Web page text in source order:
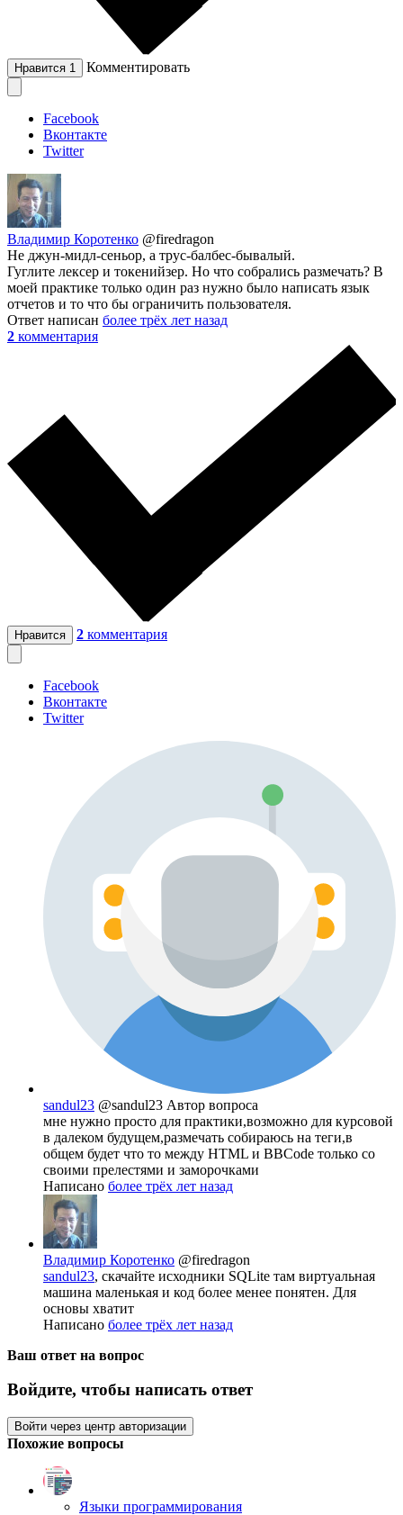
Нравится 1 Комментировать
Facebook
Вконтакте
Twitter
Владимир Коротенко @firedragon
Не джун-мидл-сеньор, а трус-балбес-бывалый.
Гуглите лексер и токенийзер. Но что собрались размечать? В
моей практике только один раз нужно было написать язык
отчетов и то что бы ограничить пользователя.
Ответ написан более трёх лет назад
2 комментария
Нравится 2 комментария
Facebook
Вконтакте
Twitter
sandul23 @sandul23 Автор вопроса
мне нужно просто для практики,возможно для курсовой
в далеком будущем,размечать собираюсь на теги,в
общем будет что то между HTML и BBCode только со
своими прелестями и заморочками
Написано более трёх лет назад
Владимир Коротенко @firedragon
sandul23, скачайте исходники SQLite там виртуальная
машина маленькая и код более менее понятен. Для
основы хватит
Написано более трёх лет назад
Ваш ответ на вопрос
Войдите, чтобы написать ответ
Войти через центр авторизации
Похожие вопросы
Языки программирования